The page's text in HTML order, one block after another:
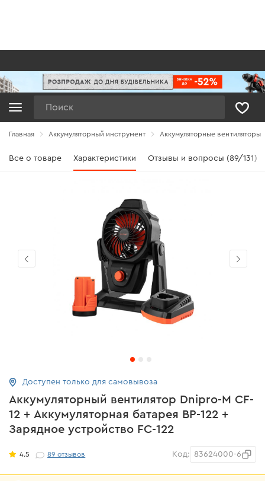
Главная Аккумуляторный инструмент Аккумуляторные вентиляторы
Все о товаре Характеристики Отзывы и вопросы (89/131)
Аккумуляторный вентилятор Dnipro-M CF-
12 + Аккумуляторная батарея BP-122 +
Зарядное устройство FC-122
4.5 89отзывов Код: 83624000-6
Доступен только для самовывоза